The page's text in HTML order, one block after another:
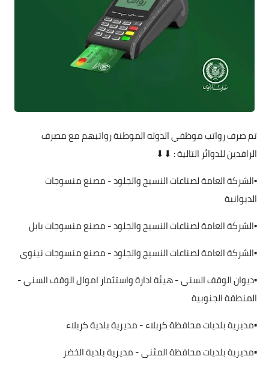
تم صرف رواتب موظفي الدوله الموطنة رواتبهم مع مصرف
الرافدين للدوائر التالية : ⬇⬇
▪️الشركة العامة لصناعات النسيج والجلود - مصنع منسوجات
الديوانية
▪️الشركة العامة لصناعات النسيج والجلود - مصنع منسوجات بابل
▪️الشركة العامة لصناعات النسيج والجلود - مصنع منسوجات نينوى
▪️ديوان الوقف السني - هيئة ادارة واستثمار اموال الوقف السني -
المنطقة الجنوبية
▪️مديرية بلديات محافظة كربلاء - مديرية بلدية كربلاء
▪️مديرية بلديات محافظة المثنى - مديرية بلدية الخضر